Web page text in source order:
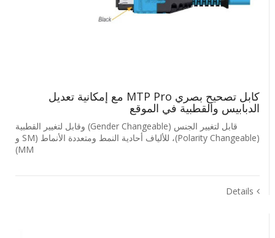
كابل تصحيح بصري MTP Pro مع إمكانية تعديل
الدبابيس والقطبية في الموقع
قابل لتغيير الجنس (Gender Changeable) وقابل لتغيير القطبية
(Polarity Changeable)، للألياف أحادية النمط ومتعددة الأنماط (SM و
MM)
Details